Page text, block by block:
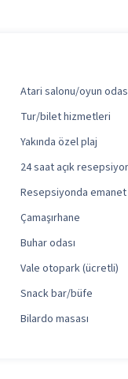
Atari salonu/oyun
Tur/bilet hizmetleri
Yakında özel plaj
24 saat açık
Resepsiyonda emanet
Çamaşırhane
Buhar odası
Vale otopark (ücretli)
Snack bar/büfe
Bilardo masası